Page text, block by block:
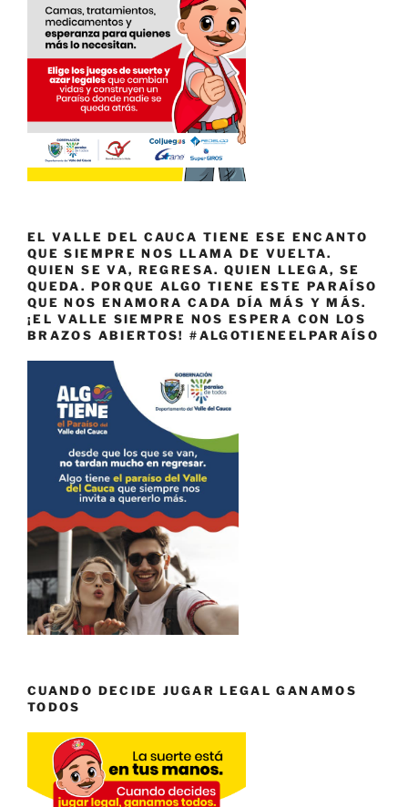
EL VALLE DEL CAUCA TIENE ESE ENCANTO
QUE SIEMPRE NOS LLAMA DE VUELTA.
QUIEN SE VA, REGRESA. QUIEN LLEGA, SE
QUEDA. PORQUE ALGO TIENE ESTE PARAÍSO
QUE NOS ENAMORA CADA DÍA MÁS Y MÁS.
¡EL VALLE SIEMPRE NOS ESPERA CON LOS
BRAZOS ABIERTOS! #ALGOTIENEELPARAÍSO
CUANDO DECIDE JUGAR LEGAL GANAMOS
TODOS